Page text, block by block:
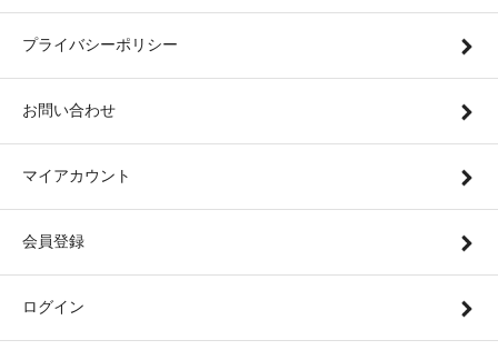
プライバシーポリシー
お問い合わせ
マイアカウント
会員登録
ログイン